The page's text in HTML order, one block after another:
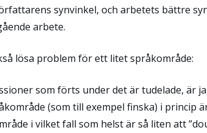
synvinkel, och arbetets bättre
arbete.
lösa problem för ett litet språkområde:
som förts under det är tudelade, är
(som till exempel finska) i princip
i vilket fall som helst är så liten att